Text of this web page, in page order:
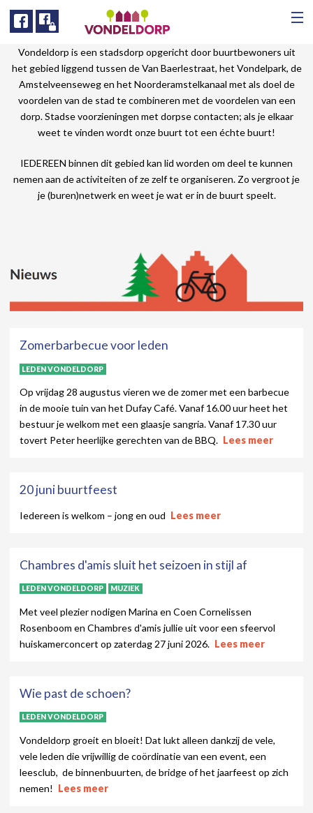
Facebook
Vondeldorp is een stadsdorp opgericht door buurtbewoners uit
het gebied liggend tussen de Van Baerlestraat, het Vondelpark, de
Amstelveenseweg en het Noorderamstelkanaal met als doel de
voordelen van de stad te combineren met de voordelen van een
dorp. Stadse voorzieningen met dorpse contacten; als je elkaar
weet te vinden wordt onze buurt tot een échte buurt!
IEDEREEN binnen dit gebied kan lid worden om deel te kunnen
nemen aan de activiteiten of ze zelf te organiseren. Zo vergroot je
je (buren)netwerk en weet je wat er in de buurt speelt.
Zomerbarbecue voor leden
LEDEN VONDELDORP
Op vrijdag 28 augustus vieren we de zomer met een barbecue
in de mooie tuin van het Dufay Café. Vanaf 16.00 uur heet het
bestuur je welkom met een glaasje sangria. Vanaf 17.30 uur
tovert Peter heerlijke gerechten van de BBQ. Lees meer
20 juni buurtfeest
Iedereen is welkom – jong en oud Lees meer
Chambres d'amis sluit het seizoen in stijl af
LEDEN VONDELDORP MUZIEK
Met veel plezier nodigen Marina en Coen Cornelissen
Rosenboom en Chambres d'amis jullie uit voor een sfeervol
huiskamerconcert op zaterdag 27 juni 2026. Lees meer
Wie past de schoen?
LEDEN VONDELDORP
Vondeldorp groeit en bloeit! Dat lukt alleen dankzij de vele,
vele leden die vrijwillig de coördinatie van een event, een
leesclub, de binnenbuurten, de bridge of het jaarfeest op zich
nemen! Lees meer